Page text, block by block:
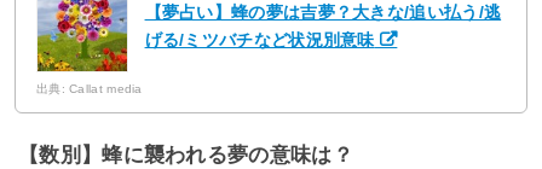
【夢占い】蜂の夢は吉夢？大きな/追い払う/逃
げる/ミツバチなど状況別意味
出典: Callat media
【数別】蜂に襲われる夢の意味は？